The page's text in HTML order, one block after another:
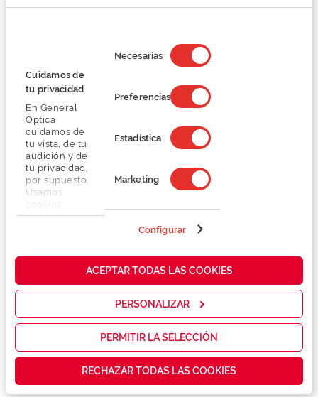
Cuidamos de
tu privacidad
En General
Optica
cuidamos de
tu vista, de tu
audición y de
tu privacidad,
por supuesto.
Usamos
propias y de
cómo mejorar
servicios y
las
que realmente
contenidos
de
consentimiento
Necesarias
Preferencias
Estadística
Marketing
Configurar
ACEPTAR TODAS LAS COOKIES
PERSONALIZAR
PERMITIR LA SELECCIÓN
RECHAZAR TODAS LAS COOKIES
Ray Ban RB3025
125,25 €
Conselhos
Serviços exclusivos